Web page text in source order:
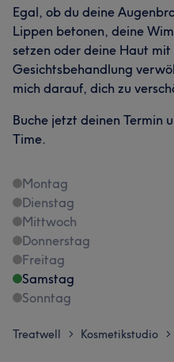
Egal, ob du deine
Lippen betonen, deine
setzen oder deine Haut
Gesichtsbehandlung
mich darauf, dich zu
Buche jetzt deinen Termin
Time.
Montag
Dienstag
Mittwoch
Donnerstag
Freitag
Samstag
Sonntag
Treatwell > Kosmetikstudio >